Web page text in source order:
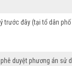
đây (tại tổ dân
duyệt phương án